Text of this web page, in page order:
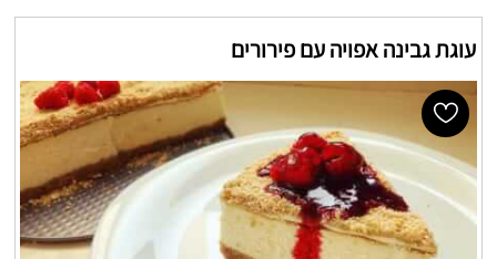
עוגת גבינה אפויה עם פירורים